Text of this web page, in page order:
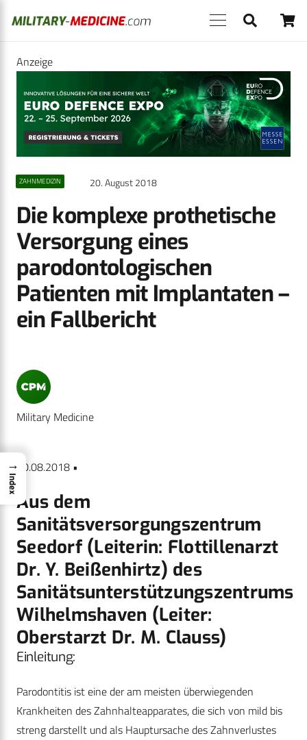
Anzeige
ZAHNMEDIZIN 20. August 2018
Die komplexe prothetische
Versorgung ­eines
parodontologischen
Patienten mit ­Implantaten –
ein Fallbericht
Military Medicine
20.08.2018 •
Aus dem
Sanitätsversorgungszentrum
Seedorf (Leiterin: Flottillenarzt
Dr. Y. Beißenhirtz) des
Sanitätsunterstützungszentrums
Wilhelmshaven (Leiter:
Oberstarzt Dr. M. Clauss)
Einleitung:
Parodontitis ist eine der am meisten überwiegenden
Krankheiten des Zahnhalteapparates, die sich von mild bis
streng darstellt und als Hauptursache des Zahnverlustes
→
Index